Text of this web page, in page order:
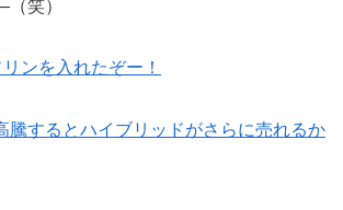
笑）
ンを入れたぞー！
騰するとハイブリッドがさらに売れるか